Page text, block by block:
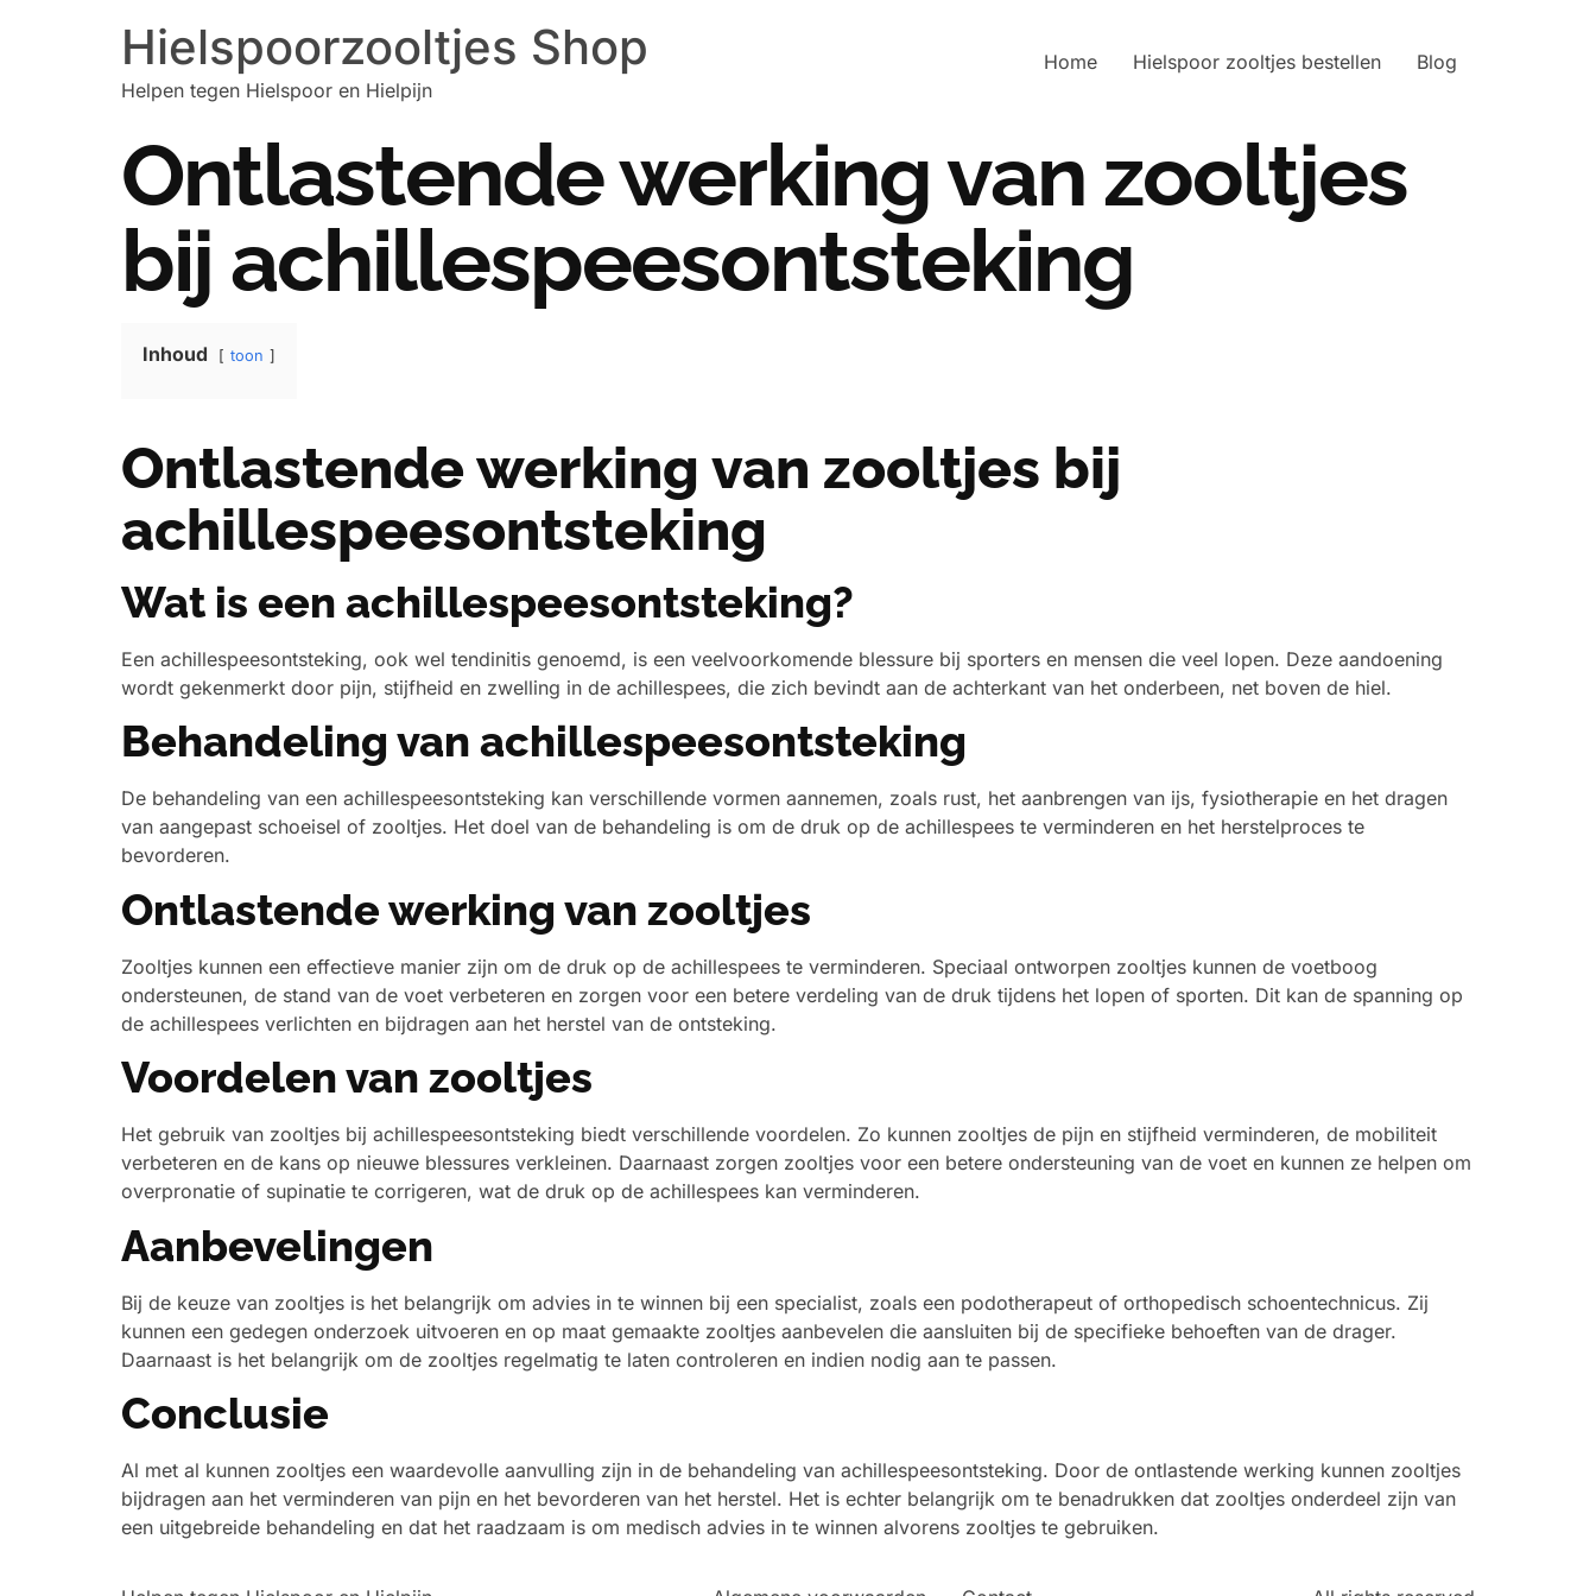
Hielspoorzooltjes Shop
Helpen tegen Hielspoor en Hielpijn
Home Hielspoor zooltjes bestellen Blog
Ontlastende werking van zooltjes
bij achillespeesontsteking
Inhoud toon
Ontlastende werking van zooltjes bij
achillespeesontsteking
Wat is een achillespeesontsteking?
Een achillespeesontsteking, ook wel tendinitis genoemd, is een veelvoorkomende blessure bij sporters en mensen die veel lopen. Deze aandoening
wordt gekenmerkt door pijn, stijfheid en zwelling in de achillespees, die zich bevindt aan de achterkant van het onderbeen, net boven de hiel.
Behandeling van achillespeesontsteking
De behandeling van een achillespeesontsteking kan verschillende vormen aannemen, zoals rust, het aanbrengen van ijs, fysiotherapie en het dragen
van aangepast schoeisel of zooltjes. Het doel van de behandeling is om de druk op de achillespees te verminderen en het herstelproces te
bevorderen.
Ontlastende werking van zooltjes
Zooltjes kunnen een effectieve manier zijn om de druk op de achillespees te verminderen. Speciaal ontworpen zooltjes kunnen de voetboog
ondersteunen, de stand van de voet verbeteren en zorgen voor een betere verdeling van de druk tijdens het lopen of sporten. Dit kan de spanning op
de achillespees verlichten en bijdragen aan het herstel van de ontsteking.
Voordelen van zooltjes
Het gebruik van zooltjes bij achillespeesontsteking biedt verschillende voordelen. Zo kunnen zooltjes de pijn en stijfheid verminderen, de mobiliteit
verbeteren en de kans op nieuwe blessures verkleinen. Daarnaast zorgen zooltjes voor een betere ondersteuning van de voet en kunnen ze helpen om
overpronatie of supinatie te corrigeren, wat de druk op de achillespees kan verminderen.
Aanbevelingen
Bij de keuze van zooltjes is het belangrijk om advies in te winnen bij een specialist, zoals een podotherapeut of orthopedisch schoentechnicus. Zij
kunnen een gedegen onderzoek uitvoeren en op maat gemaakte zooltjes aanbevelen die aansluiten bij de specifieke behoeften van de drager.
Daarnaast is het belangrijk om de zooltjes regelmatig te laten controleren en indien nodig aan te passen.
Conclusie
Al met al kunnen zooltjes een waardevolle aanvulling zijn in de behandeling van achillespeesontsteking. Door de ontlastende werking kunnen zooltjes
bijdragen aan het verminderen van pijn en het bevorderen van het herstel. Het is echter belangrijk om te benadrukken dat zooltjes onderdeel zijn van
een uitgebreide behandeling en dat het raadzaam is om medisch advies in te winnen alvorens zooltjes te gebruiken.